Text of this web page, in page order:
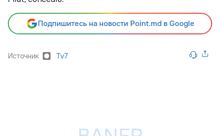
Подпишитесь на новости Point.md в Google
Источник Tv7